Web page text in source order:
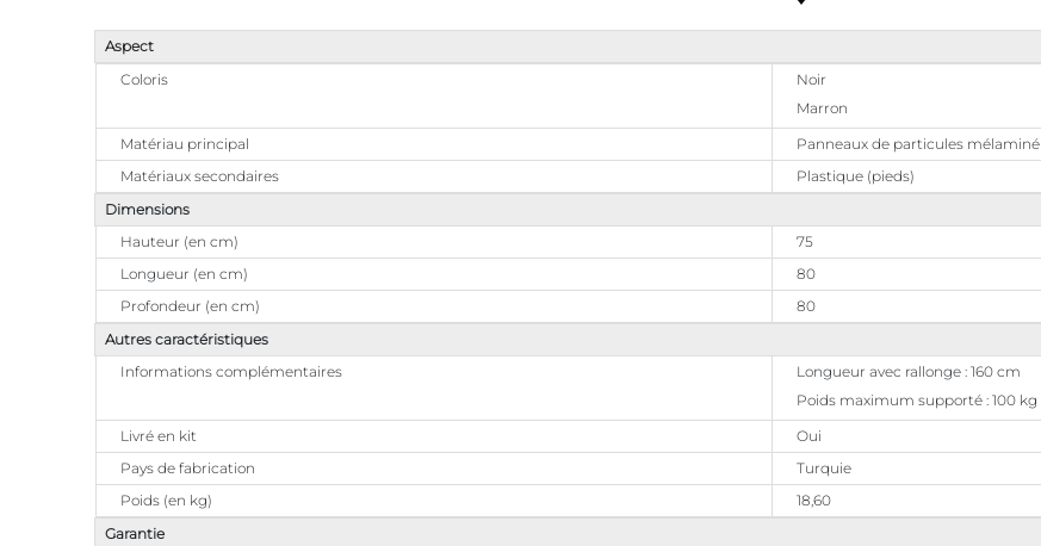
Aspect
Coloris
Noir
Marron
Matériau principal
Panneaux de particules mélaminé
Matériaux secondaires
Plastique (pieds)
Dimensions
Hauteur (en cm)
75
Longueur (en cm)
80
Profondeur (en cm)
80
Autres caractéristiques
Informations complémentaires
Longueur avec rallonge : 160 cm
Poids maximum supporté : 100 kg
Livré en kit
Oui
Pays de fabrication
Turquie
Poids (en kg)
18,60
Garantie